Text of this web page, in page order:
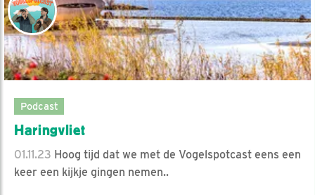
Podcast
Haringvliet
01.11.23 Hoog tijd dat we met de Vogelspotcast eens een
keer een kijkje gingen nemen..